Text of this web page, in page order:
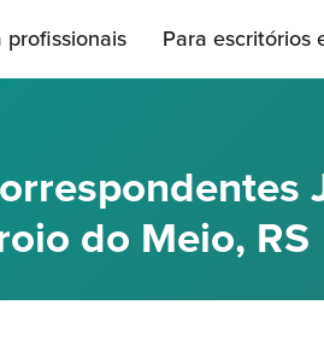
profissionais Para escritórios
do Meio, RS